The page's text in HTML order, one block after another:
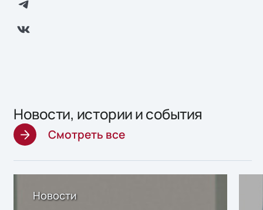
Новости, истории и события
Смотреть все
Новости